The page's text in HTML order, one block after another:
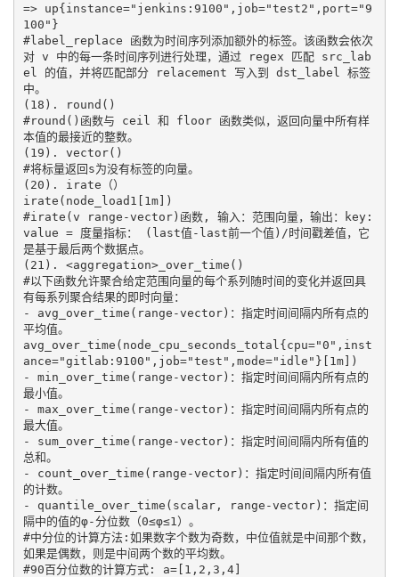
=> up{instance="jenkins:9100",job="test2",port="9
100"}
#label_replace 函数为时间序列添加额外的标签。该函数会依次
对 v 中的每一条时间序列进行处理，通过 regex 匹配 src_lab
el 的值，并将匹配部分 relacement 写入到 dst_label 标签
中。
(18). round()
#round()函数与 ceil 和 floor 函数类似，返回向量中所有样
本值的最接近的整数。
(19). vector()
#将标量返回s为没有标签的向量。
(20). irate（）
irate(node_load1[1m])
#irate(v range-vector)函数, 输入：范围向量，输出：key:
value = 度量指标： (last值-last前一个值)/时间戳差值，它
是基于最后两个数据点。
(21). <aggregation>_over_time()
#以下函数允许聚合给定范围向量的每个系列随时间的变化并返回具
有每系列聚合结果的即时向量：
- avg_over_time(range-vector)：指定时间间隔内所有点的
平均值。
avg_over_time(node_cpu_seconds_total{cpu="0",inst
ance="gitlab:9100",job="test",mode="idle"}[1m])
- min_over_time(range-vector)：指定时间间隔内所有点的
最小值。
- max_over_time(range-vector)：指定时间间隔内所有点的
最大值。
- sum_over_time(range-vector)：指定时间间隔内所有值的
总和。
- count_over_time(range-vector)：指定时间间隔内所有值
的计数。
- quantile_over_time(scalar, range-vector)：指定间
隔中的值的φ-分位数（0≤φ≤1）。
#中分位的计算方法:如果数字个数为奇数，中位值就是中间那个数，
如果是偶数，则是中间两个数的平均数。
#90百分位数的计算方式: a=[1,2,3,4]